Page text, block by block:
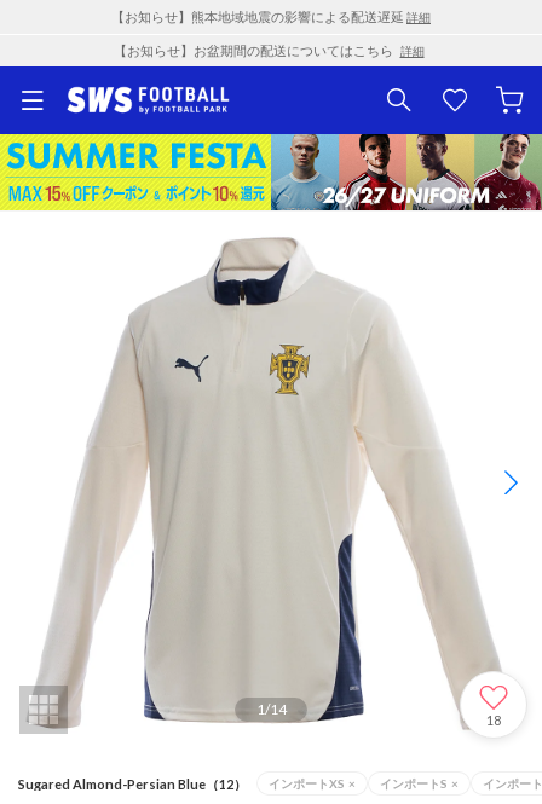
【お知らせ】熊本地域地震の影響による配送遅延 詳細
【お知らせ】お盆期間の配送についてはこちら 詳細
1/14
18
Sugared Almond-Persian Blue（12） インポートXS × インポートS × インポー